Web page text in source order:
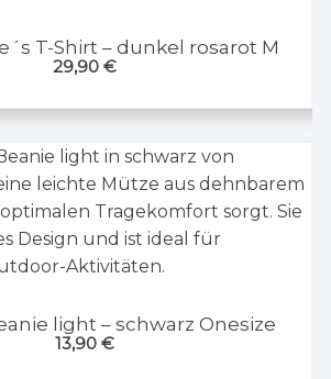
SANTA Ladie´s T-Shirt – dunkel rosarot M
29,90 €
MONTES Beanie light – schwarz Onesize
13,90 €